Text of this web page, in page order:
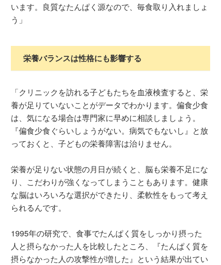
います。良質なたんぱく源なので、毎食取り入れましょ
う」
栄養バランスは性格にも影響する
「クリニックを訪れる子どもたちを血液検査すると、栄
養が足りていないことがデータでわかります。偏食少食
は、気になる場合は専門家に早めに相談しましょう。
『偏食少食ぐらいしょうがない。病気でもないし』と放
っておくと、子どもの栄養障害は治りません。
栄養が足りない状態の月日が続くと、脳も栄養不足にな
り、こだわりが強くなってしまうこともあります。健康
な脳はいろいろな選択ができたり、柔軟性をもって考え
られるんです。
1995年の研究で、食事でたんぱく質をしっかり摂った
人と摂らなかった人を比較したところ、『たんぱく質を
摂らなかった人の攻撃性が増した』という結果が出てい